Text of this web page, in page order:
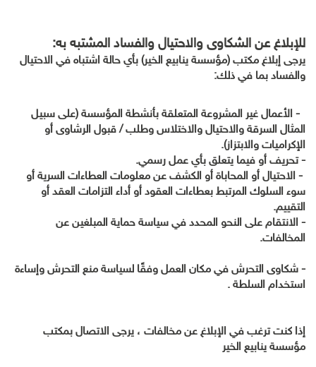
للإبلاغ عن الشكاوى والاحتيال والفساد المشتبه به:
يرجى إبلاغ مكتب (مؤسسة ينابيع الخير) بأي حالة اشتباه في الاحتيال
والفساد بما في ذلك:
- الأعمال غير المشروعة المتعلقة بأنشطة المؤسسة (على سبيل
المثال السرقة والاحتيال والاختلاس وطلب / قبول الرشاوى أو
الإكراميات والابتزاز).
-تحريف أو فيما يتعلق بأي عمل رسمي.
- الاحتيال أو المحاباة أو الكشف عن معلومات العطاءات السرية أو
سوء السلوك المرتبط بعطاءات العقود أو أداء التزامات العقد أو
التقييم.
- الانتقام على النحو المحدد في سياسة حماية المبلغين عن
المخالفات.
- شكاوى التحرش في مكان العمل وفقًا لسياسة منع التحرش وإساءة
استخدام السلطة .
إذا كنت ترغب في الإبلاغ عن مخالفات ، يرجى الاتصال بمكتب
مؤسسة ينابيع الخير